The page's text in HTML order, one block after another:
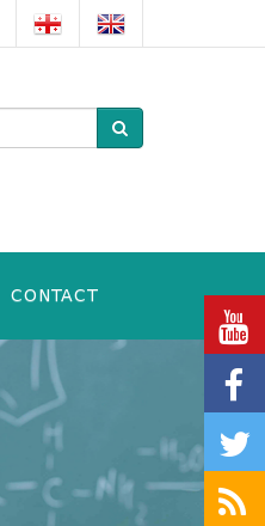
CONTACT